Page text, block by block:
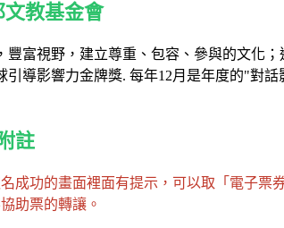
文教基金會
富視野，建立尊重、包容、參與的文化
導影響力金牌獎. 每年12月是年度的"對
附註
功的畫面裡面有提示，可以取「電子票
助票的轉讓。